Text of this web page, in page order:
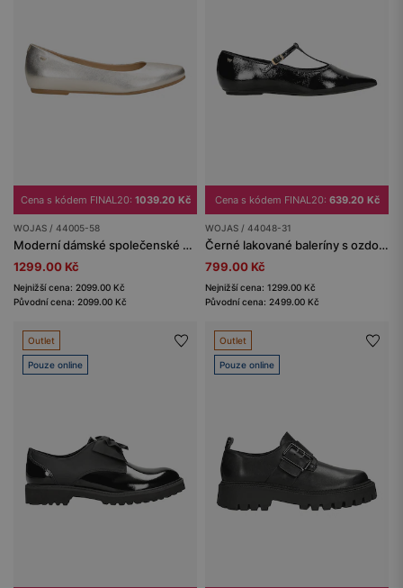
Cena s kódem FINAL20: 1039.20 Kč
WOJAS / 44005-58
Moderní dámské společenské polobotky v perleťové barvě
1299.00 Kč
Nejnižší cena: 2099.00 Kč
Původní cena: 2099.00 Kč
Cena s kódem FINAL20: 639.20 Kč
WOJAS / 44048-31
Černé lakované baleríny s ozdobným páskem
799.00 Kč
Nejnižší cena: 1299.00 Kč
Původní cena: 2499.00 Kč
Outlet
Pouze online
Outlet
Pouze online